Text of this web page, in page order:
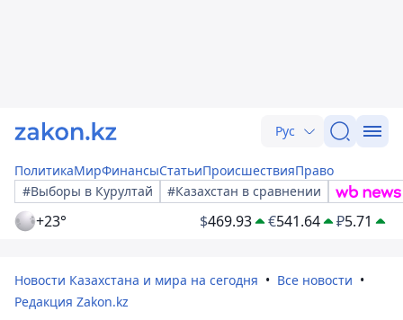
Рус
ПолитикаМирФинансыСтатьиПроисшествияПраво
#Выборы в Курултай
#Казахстан в сравнении
+23° $469.93 €541.64 ₽5.71
Новости Казахстана и мира на сегодня
Все новости
Редакция Zakon.kz